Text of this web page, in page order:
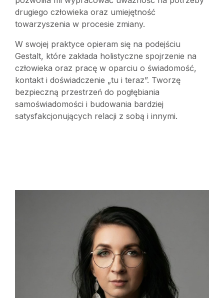
drugiego człowieka oraz umiejętność
towarzyszenia w procesie zmiany.
W swojej praktyce opieram się na podejściu
Gestalt, które zakłada holistyczne spojrzenie na
człowieka oraz pracę w oparciu o świadomość,
kontakt i doświadczenie „tu i teraz”. Tworzę
bezpieczną przestrzeń do pogłębiania
samoświadomości i budowania bardziej
satysfakcjonujących relacji z sobą i innymi.